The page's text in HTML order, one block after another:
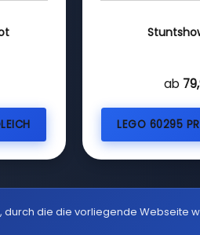
ab
LEGO 60295
durch die die vorliegende